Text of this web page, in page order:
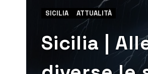
SICILIA ATTUALITÀ
Sicilia |